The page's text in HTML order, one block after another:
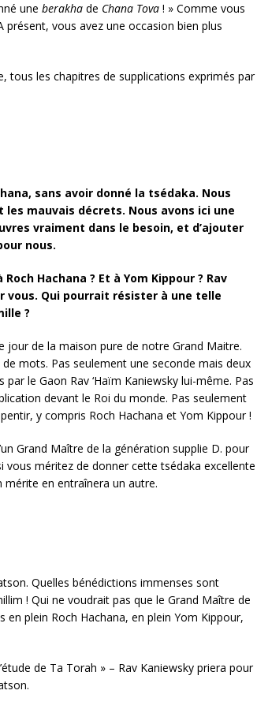
une berakha de Chana Tova ! » Comme vous
vous avez une occasion bien plus
tous les chapitres de supplications exprimés par
sans avoir donné la tsédaka. Nous
mauvais décrets. Nous avons ici une
vraiment dans le besoin, et d’ajouter
nous.
Hachana ? Et à Yom Kippour ? Rav
vous. Qui pourrait résister à une telle
?
de la maison pure de notre Grand Maitre.
mots. Pas seulement une seconde mais deux
le Gaon Rav ‘Haïm Kaniewsky lui-même. Pas
devant le Roi du monde. Pas seulement
y compris Roch Hachana et Yom Kippour !
Grand Maître de la génération supplie D. pour
vous méritez de donner cette tsédaka excellente
en entraînera un autre.
Quelles bénédictions immenses sont
! Qui ne voudrait pas que le Grand Maître de
plein Roch Hachana, en plein Yom Kippour,
de Ta Torah » – Rav Kaniewsky priera pour